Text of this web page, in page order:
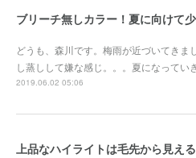
どうも、森川です。梅雨が近づいてきま
し蒸しして嫌な感じ。。。夏になってい
2019.06.02 05:06